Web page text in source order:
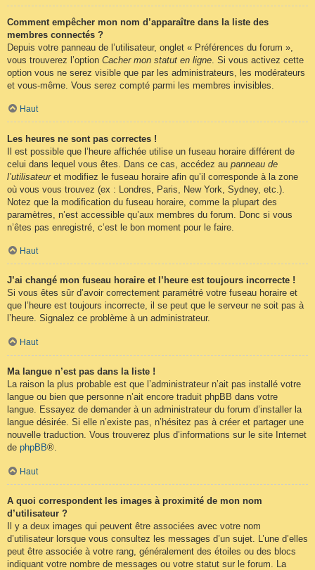
Comment empêcher mon nom d’apparaître dans la liste des
membres connectés ?
Depuis votre panneau de l’utilisateur, onglet « Préférences du forum »,
vous trouverez l’option Cacher mon statut en ligne . Si vous activez cette
option vous ne serez visible que par les administrateurs, les modérateurs
et vous-même. Vous serez compté parmi les membres invisibles.
Haut
Les heures ne sont pas correctes !
Il est possible que l’heure affichée utilise un fuseau horaire différent de
celui dans lequel vous êtes. Dans ce cas, accédez au panneau de
l’utilisateuret modifiez le fuseau horaire afin qu’il corresponde à la zone
où vous vous trouvez (ex : Londres, Paris, New York, Sydney, etc.).
Notez que la modification du fuseau horaire, comme la plupart des
paramètres, n’est accessible qu’aux membres du forum. Donc si vous
n’êtes pas enregistré, c’est le bon moment pour le faire.
Haut
J’ai changé mon fuseau horaire et l’heure est toujours incorrecte !
Si vous êtes sûr d’avoir correctement paramétré votre fuseau horaire et
que l’heure est toujours incorrecte, il se peut que le serveur ne soit pas à
l’heure. Signalez ce problème à un administrateur.
Haut
Ma langue n’est pas dans la liste !
La raison la plus probable est que l’administrateur n’ait pas installé votre
langue ou bien que personne n’ait encore traduit phpBB dans votre
langue. Essayez de demander à un administrateur du forum d’installer la
langue désirée. Si elle n’existe pas, n’hésitez pas à créer et partager une
nouvelle traduction. Vous trouverez plus d’informations sur le site Internet
de phpBB®.
Haut
A quoi correspondent les images à proximité de mon nom
d’utilisateur ?
Il y a deux images qui peuvent être associées avec votre nom
d’utilisateur lorsque vous consultez les messages d’un sujet. L’une d’elles
peut être associée à votre rang, généralement des étoiles ou des blocs
indiquant votre nombre de messages ou votre statut sur le forum. La